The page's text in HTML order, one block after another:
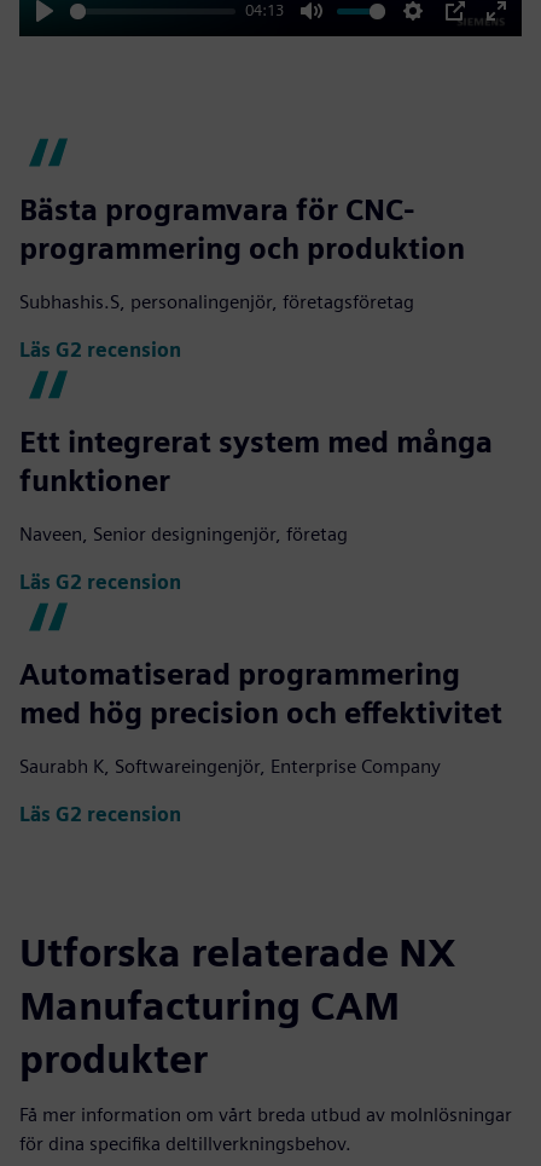
Play
04:13
Mute Settings
PIP
Enter
Bästa programvara för CNC-
programmering och produktion
Subhashis.S, personalingenjör, företagsföretag
Läs G2 recension
Ett integrerat system med många
funktioner
Naveen, Senior designingenjör, företag
Läs G2 recension
Automatiserad programmering
med hög precision och effektivitet
Saurabh K, Softwareingenjör, Enterprise Company
Läs G2 recension
Utforska relaterade NX
Manufacturing CAM
produkter
Få mer information om vårt breda utbud av molnlösningar
för dina specifika deltillverkningsbehov.